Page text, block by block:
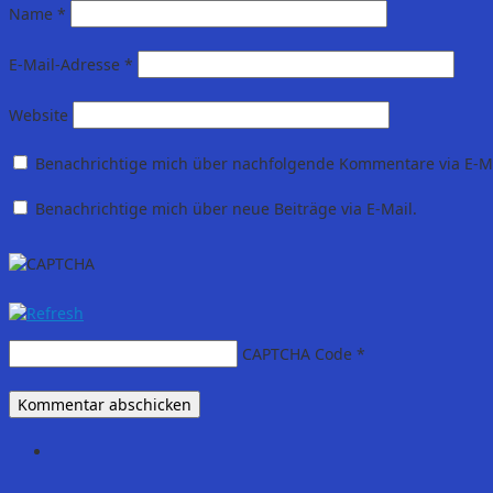
Name *
E-Mail-Adresse *
Website
Benachrichtige mich über nachfolgende Kommentare via E-
Benachrichtige mich über neue Beiträge via E-Mail.
CAPTCHA Code *